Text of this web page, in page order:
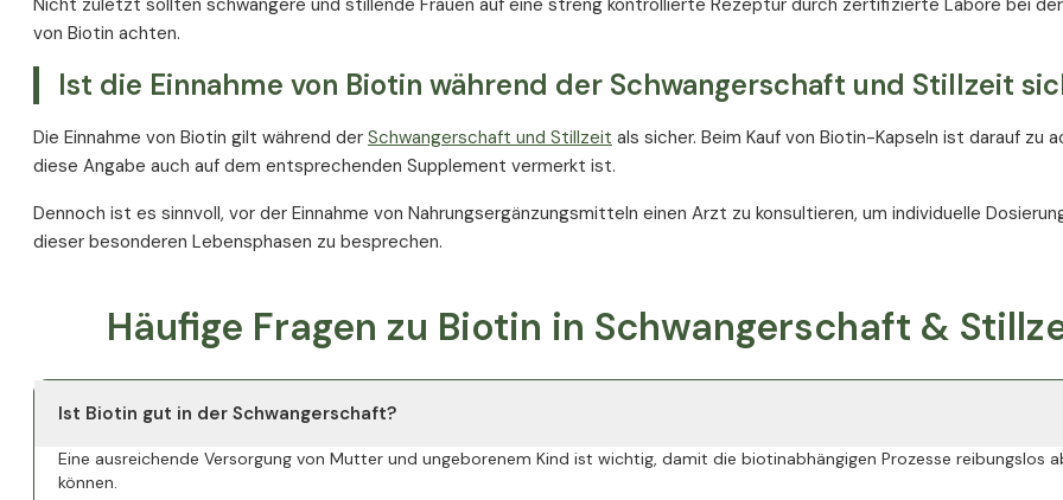
Nicht zuletzt sollten schwangere und stillende Frauen auf eine streng kontrollierte Rezeptur durch zertifizierte Labore bei der
von Biotin achten.
Ist die Einnahme von Biotin während der Schwangerschaft und Stillzeit
Die Einnahme von Biotin gilt während der Schwangerschaft und Stillzeit als sicher. Beim Kauf von Biotin-Kapseln ist darauf zu
diese Angabe auch auf dem entsprechenden Supplement vermerkt ist.
Dennoch ist es sinnvoll, vor der Einnahme von Nahrungsergänzungsmitteln einen Arzt zu konsultieren, um individuelle
dieser besonderen Lebensphasen zu besprechen.
Häufige Fragen zu Biotin in Schwangerschaft &
Ist Biotin gut in der Schwangerschaft?
Eine ausreichende Versorgung von Mutter und ungeborenem Kind ist wichtig, damit die biotinabhängigen Prozesse reibungslos
können.